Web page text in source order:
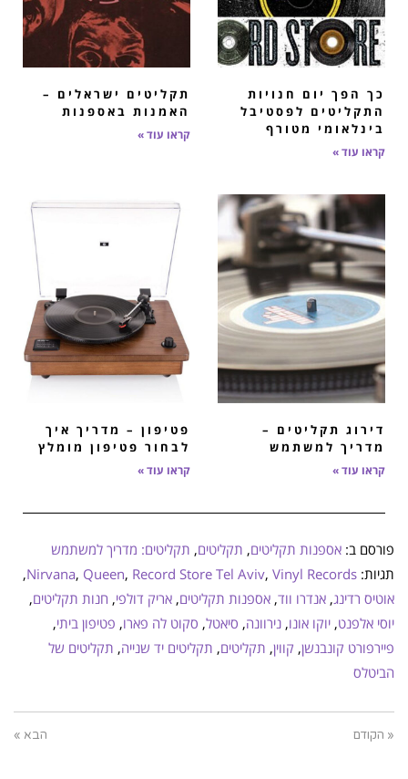
כך הפך יום חנויות
התקליטים לפסטיבל
בינלאומי מטורף
קראו עוד »
תקליטים ישראלים –
האמנות באספנות
קראו עוד »
דירוג תקליטים –
מדריך למשתמש
קראו עוד »
פטיפון – מדריך איך
לבחור פטיפון מומלץ
קראו עוד »
פורסם ב: אספנות תקליטים, תקליטים, תקליטים: מדריך למשתמש
תגיות:
Nirvana, Queen, Record Store Tel Aviv, Vinyl Records
,
אוטיס רדינג, אנדרו ווד, אספנות תקליטים, אריק דולפי, חנות תקליטים,
יוסי אלפנט, יוקו אונו, נירוונה, סיאטל, סקוט לה פארו, פטיפון ביתי,
פיירפורט קונבנשן, קווין, תקליטים, תקליטים יד שנייה, תקליטים של
הביטלס
« הקודם הבא »